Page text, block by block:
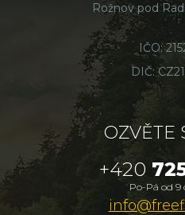
Rožnov pod
IČO:
DIČ:
OZVĚTE
+420
Po-Pá od 9